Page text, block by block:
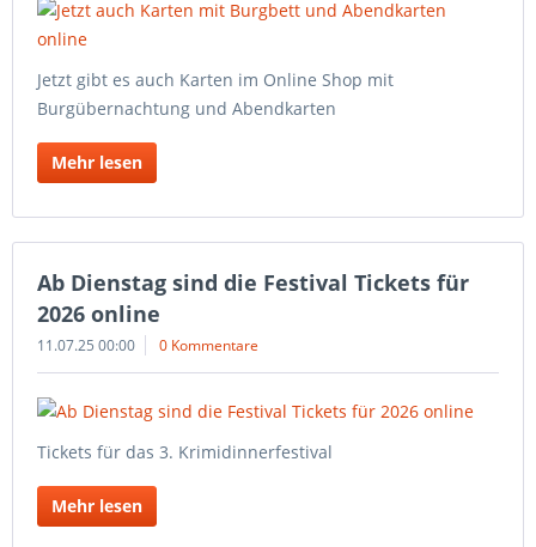
Jetzt gibt es auch Karten im Online Shop mit
Burgübernachtung und Abendkarten
Mehr lesen
Ab Dienstag sind die Festival Tickets für
2026 online
11.07.25 00:00 0 Kommentare
Tickets für das 3. Krimidinnerfestival
Mehr lesen